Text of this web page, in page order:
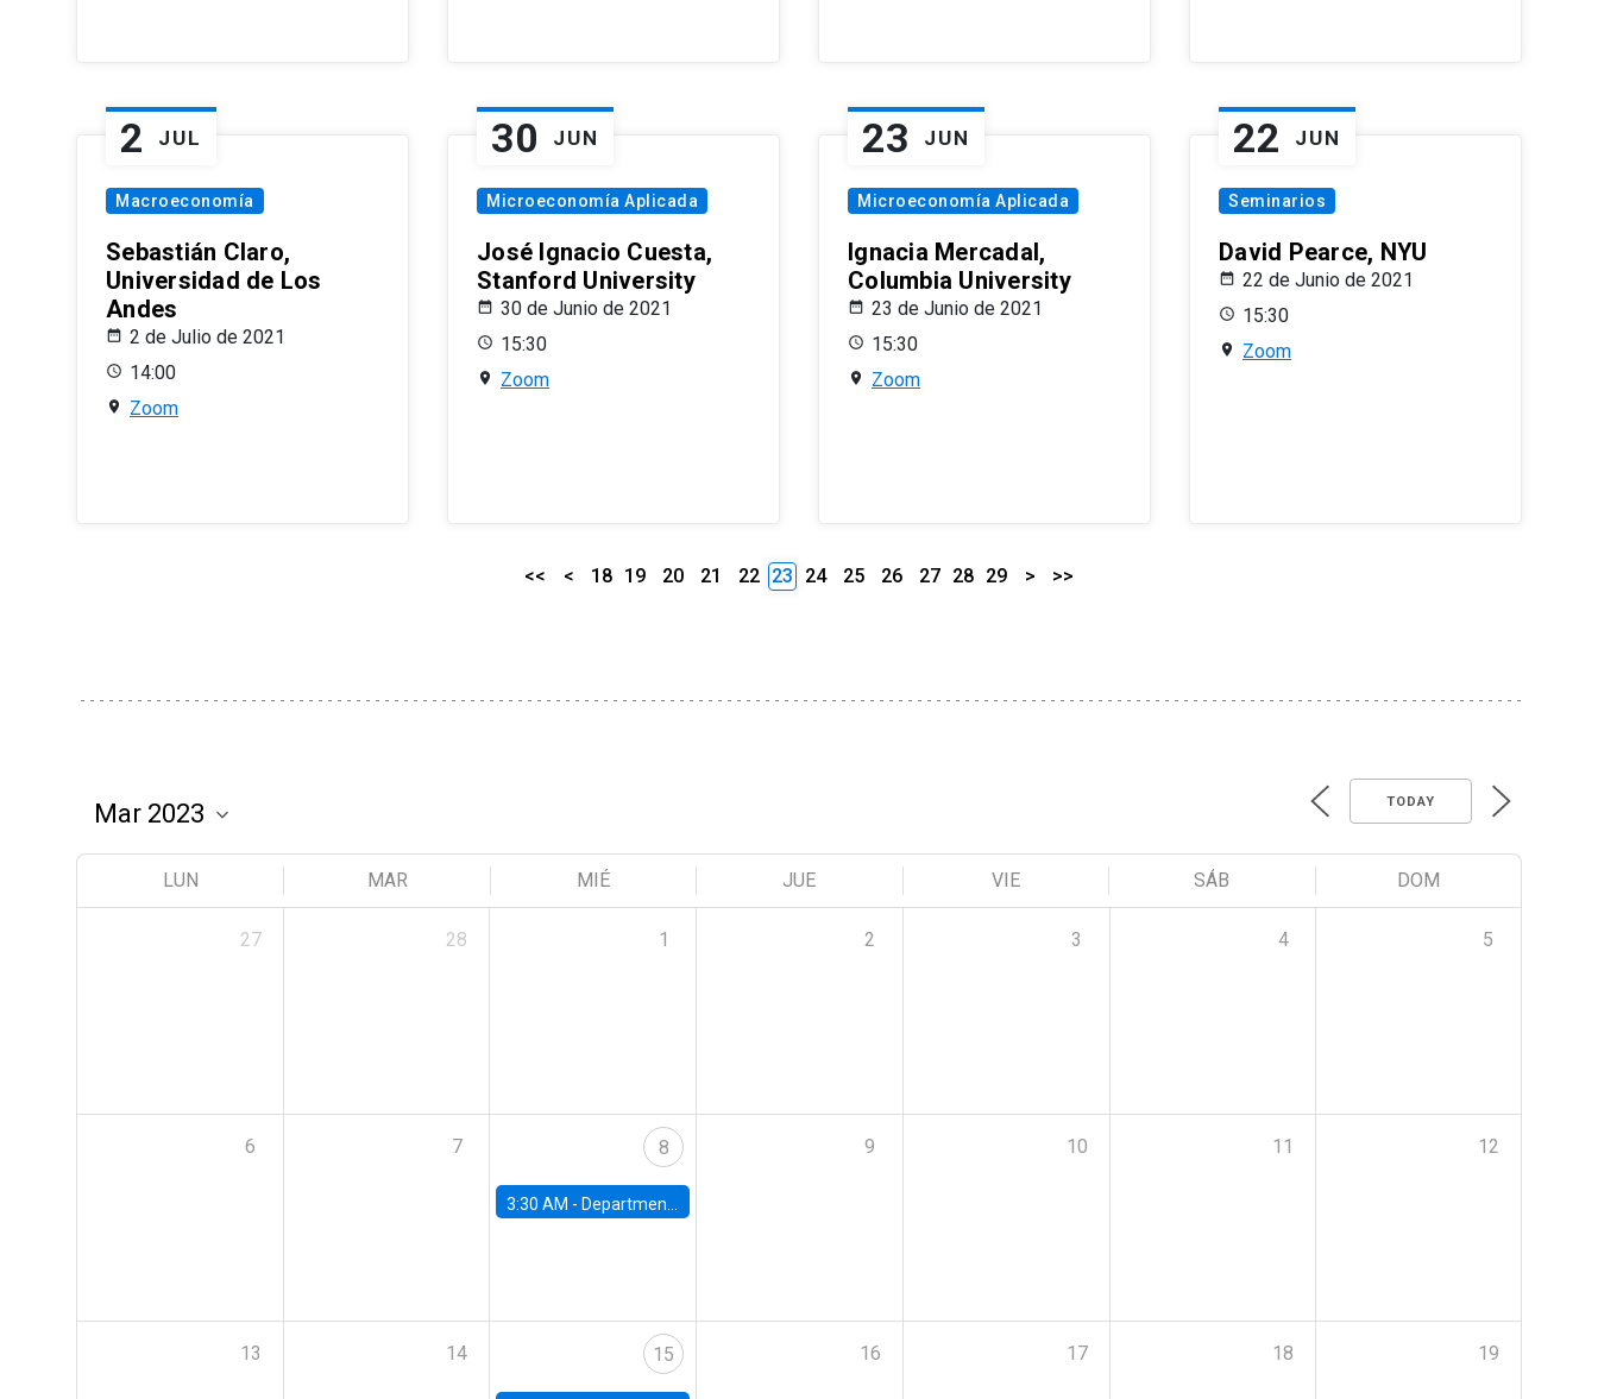
2 JUL
Macroeconomía
Sebastián Claro,
Universidad de Los
Andes
2 de Julio de 2021
14:00
Zoom
30 JUN
Microeconomía Aplicada
José Ignacio Cuesta,
Stanford University
30 de Junio de 2021
15:30
Zoom
23 JUN
Microeconomía Aplicada
Ignacia Mercadal,
Columbia University
23 de Junio de 2021
15:30
Zoom
22 JUN
Seminarios
David Pearce, NYU
22 de Junio de 2021
15:30
Zoom
<< < 18 19 20 21 22 23 24 25 26 27 28 29 > >>
TODAY
LUN MAR MIÉ JUE VIE SÁB DOM
27 28 1 2 3 4 5
6 7 8
3:30 AM - Department Seminar: James Robinson
9 10 11 12
13 14 15 16 17 18 19